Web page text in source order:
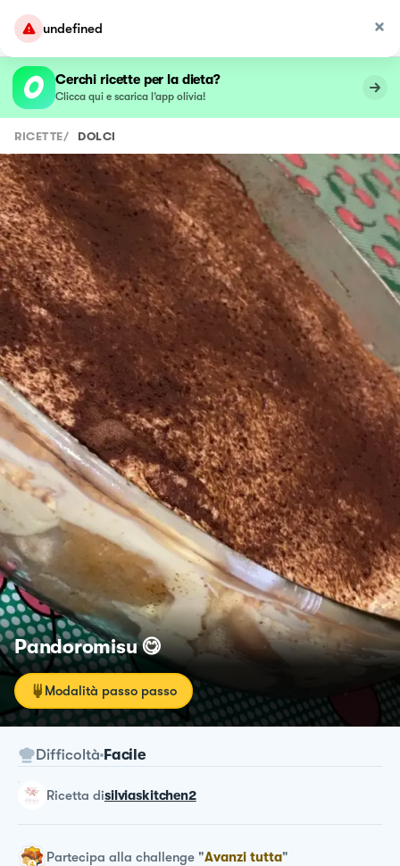
undefined
Cerchi ricette per la dieta?
Clicca qui e scarica l’app olivia!
RICETTE/ DOLCI
Pandoromisu 😋
Modalità passo passo
Difficoltà Facile
ricetta disilviaskitchen2
Partecipa alla challenge "Avanzi tutta"